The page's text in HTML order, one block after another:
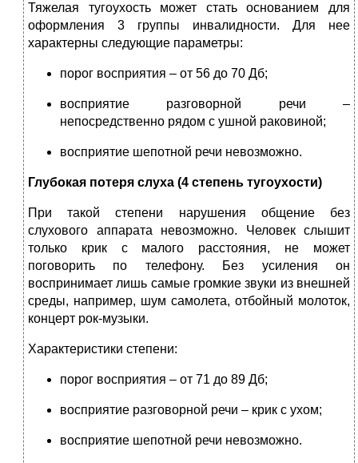
Тяжелая тугоухость может стать основанием для
оформления 3 группы инвалидности. Для нее
характерны следующие параметры:
порог восприятия – от 56 до 70 Дб;
восприятие разговорной речи –
непосредственно рядом с ушной раковиной;
восприятие шепотной речи невозможно.
Глубокая потеря слуха (4 степень тугоухости)
При такой степени нарушения общение без
слухового аппарата невозможно. Человек слышит
только крик с малого расстояния, не может
поговорить по телефону. Без усиления он
воспринимает лишь самые громкие звуки из внешней
среды, например, шум самолета, отбойный молоток,
концерт рок-музыки.
Характеристики степени:
порог восприятия – от 71 до 89 Дб;
восприятие разговорной речи – крик с ухом;
восприятие шепотной речи невозможно.